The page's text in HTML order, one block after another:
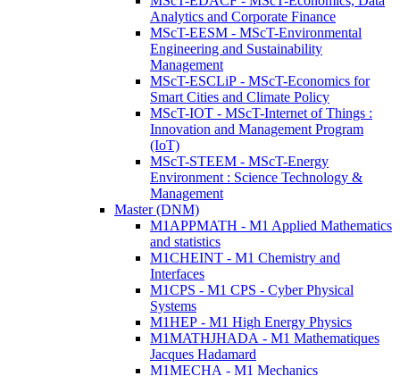
Analytics and Corporate Finance
MScT-EESM - MScT-Environmental
Engineering and Sustainability
Management
MScT-ESCLiP - MScT-Economics for
Smart Cities and Climate Policy
MScT-IOT - MScT-Internet of Things :
Innovation and Management Program
(IoT)
MScT-STEEM - MScT-Energy
Environment : Science Technology &
Management
Master (DNM)
M1APPMATH - M1 Applied Mathematics
and statistics
M1CHEINT - M1 Chemistry and
Interfaces
M1CPS - M1 CPS - Cyber Physical
Systems
M1HEP - M1 High Energy Physics
M1MATHJHADA - M1 Mathematiques
Jacques Hadamard
M1MECHA - M1 Mechanics